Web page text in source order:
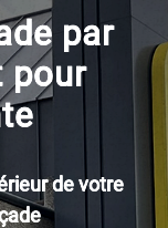
par
pour
de votre